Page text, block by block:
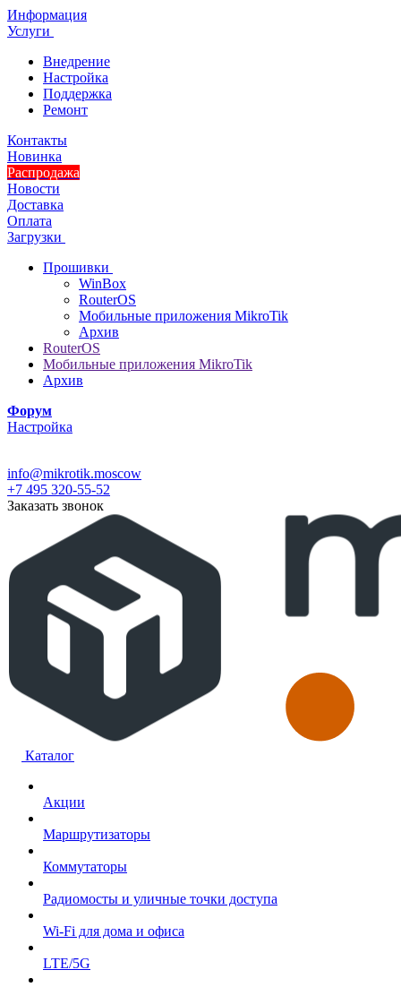
Информация
Услуги
Внедрение
Настройка
Поддержка
Ремонт
Контакты
Новинка
Распродажа
Новости
Доставка
Оплата
Загрузки
Прошивки
WinBox
RouterOS
Мобильные приложения MikroTik
Архив
RouterOS
Мобильные приложения MikroTik
Архив
Форум
Настройка
info@mikrotik.moscow
+7 495 320-55-52
Заказать звонок
Каталог
Акции
Маршрутизаторы
Коммутаторы
Радиомосты и уличные точки доступа
Wi-Fi для дома и офиса
LTE/5G